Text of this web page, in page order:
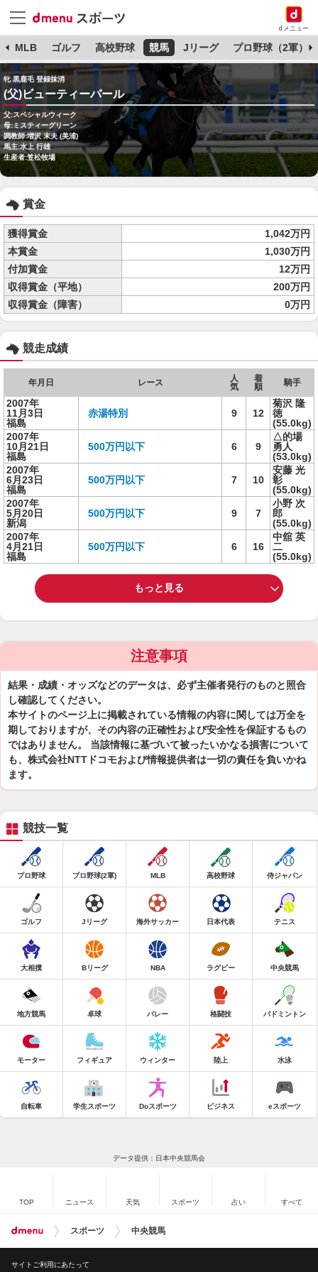
dメニュー
MLB ゴルフ 高校野球 競馬 Jリーグ プロ野球（2軍）
牝 黒鹿毛 登録抹消
(父)ビューティーパール
父:スペシャルウィーク
母:ミスティーグリーン
調教師:増沢 末夫 (美浦)
馬主:水上 行雄
生産者:笠松牧場
賞金
獲得賞金
1,042万円
本賞金
1,030万円
付加賞金
12万円
収得賞金（平地）
200万円
収得賞金（障害）
0万円
競走成績
年月日 レース
人
気
着
順
騎手
2007年
11月3日
福島
赤湯特別 9 12
菊沢 隆
徳
(55.0kg)
2007年
10月21日
福島
500万円以下 6 9
△的場
勇人
(53.0kg)
2007年
6月23日
福島
500万円以下 7 10
安藤 光
彰
(55.0kg)
2007年
5月20日
新潟
500万円以下 9 7
小野 次
郎
(55.0kg)
2007年
4月21日
福島
500万円以下 6 16
中舘 英
二
(55.0kg)
もっと見る
注意事項
結果・成績・オッズなどのデータは、必ず主催者発行のものと照合
し確認してください。
本サイトのページ上に掲載されている情報の内容に関しては万全を
期しておりますが、その内容の正確性および安全性を保証するもの
ではありません。 当該情報に基づいて被ったいかなる損害について
も、株式会社NTTドコモおよび情報提供者は一切の責任を負いかね
ます。
競技一覧
プロ野球 プロ野球(2軍) MLB 高校野球 侍ジャパン
ゴルフ Jリーグ 海外サッカー 日本代表 テニス
大相撲 Bリーグ NBA ラグビー 中央競馬
地方競馬 卓球 バレー 格闘技 バドミントン
モーター フィギュア ウィンター 陸上 水泳
自転車 学生スポーツ Doスポーツ ビジネス eスポーツ
データ提供：日本中央競馬会
TOP ニュース 天気 スポーツ 占い すべて
スポーツ 中央競馬
サイトご利用にあたって